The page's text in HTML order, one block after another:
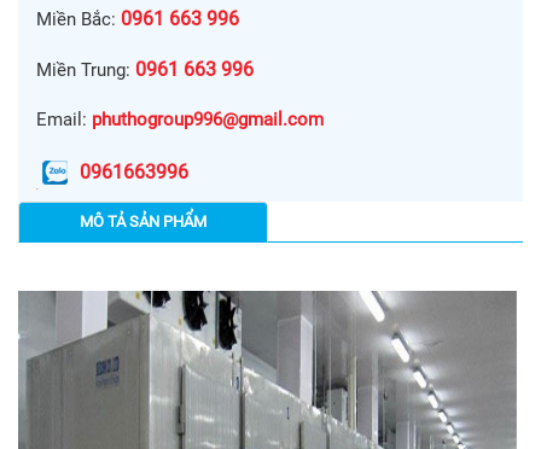
Miền Bắc: 0961 663 996
Miền Trung: 0961 663 996
Email: phuthogroup996@gmail.com
0961663996
MÔ TẢ SẢN PHẨM